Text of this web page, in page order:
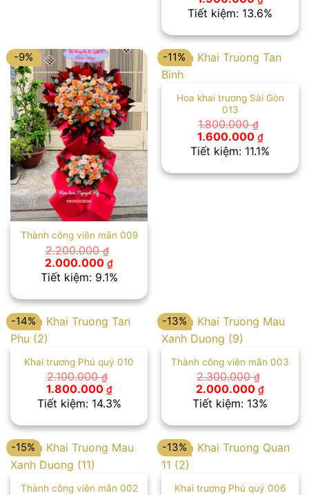
gốc
là:
hiện
tại
Tiết kiệm: 13.6%
-9%
Thành công viên mãn 009
2.200.000₫
Giá
gốc
là:
2.000.000 ₫Giá
hiện
tại
2.000.000 ₫.
Tiết kiệm: 9.1%
-11%
Hoa khai trương Sài Gòn
013
1.800.000₫
Giá
gốc
là:
1.600.000 ₫Giá
hiện
tại
Tiết kiệm: 11.1%
-14%
Khai trương Phú quý 010
2.100.000₫
Giá
gốc
là:
1.800.000 ₫Giá
hiện
tại
1.800.000 ₫.
Tiết kiệm: 14.3%
-13%
Thành công viên mãn 003
2.300.000₫
Giá
gốc
là:
2.000.000 ₫Giá
hiện
tại
Tiết kiệm: 13%
-15%
Thành công viên mãn 002
-13%
Khai trương Phú quý 006